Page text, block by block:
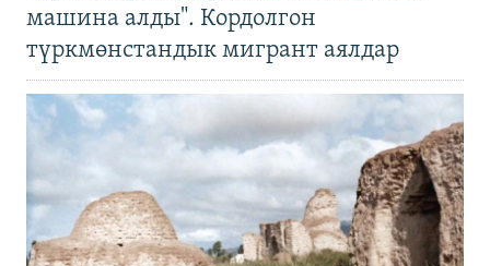
машина алды". Кордолгон
түркмөнстандык мигрант аялдар